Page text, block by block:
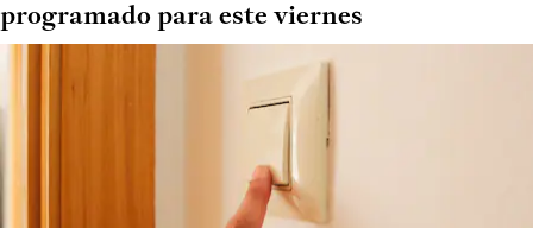
programado para este viernes